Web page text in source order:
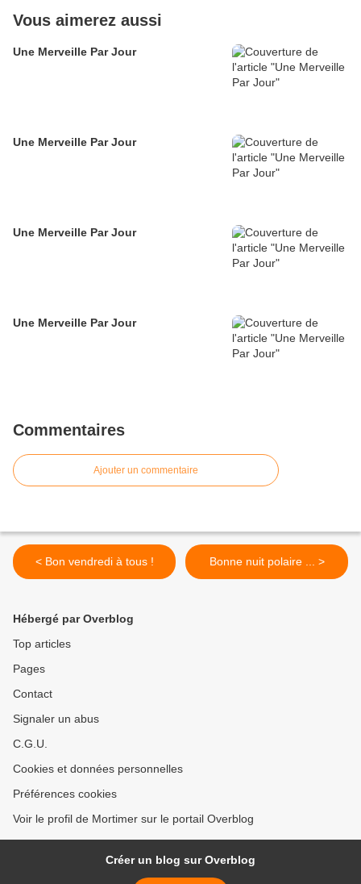
Vous aimerez aussi
Une Merveille Par Jour
Une Merveille Par Jour
Une Merveille Par Jour
Une Merveille Par Jour
Commentaires
Ajouter un commentaire
< Bon vendredi à tous ! Bonne nuit polaire ... >
Hébergé par Overblog
Top articles
Pages
Contact
Signaler un abus
C.G.U.
Cookies et données personnelles
Préférences cookies
Voir le profil de Mortimer sur le portail Overblog
Créer un blog sur Overblog